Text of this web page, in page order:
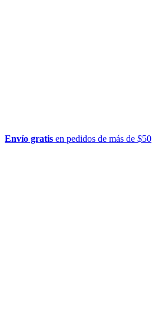
Envío gratis en pedidos de más de $50